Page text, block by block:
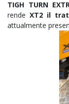
TIGH TURN
rendeXT2 il
attualmente